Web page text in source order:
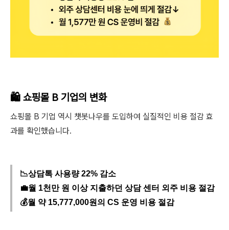
🛍 쇼핑몰 B 기업의 변화
쇼핑몰 B 기업 역시 챗봇나우를 도입하여 실질적인 비용 절감 효
과를 확인했습니다.
📉상담톡 사용량 22% 감소
💼월 1천만 원 이상 지출하던 상담 센터 외주 비용 절감
💰월 약 15,777,000원의 CS 운영 비용 절감